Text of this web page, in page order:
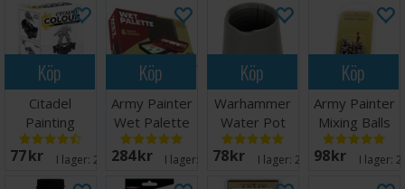
Köp
Citadel
Painting
Handle v2
77 SEK I lager: 20+
Köp
Army Painter
Wet Palette
284 SEK I lager: 20+
Köp
Warhammer
Water Pot
78 SEK I lager:20+
Köp
Army Painter
Mixing Balls
98 SEK I lager: